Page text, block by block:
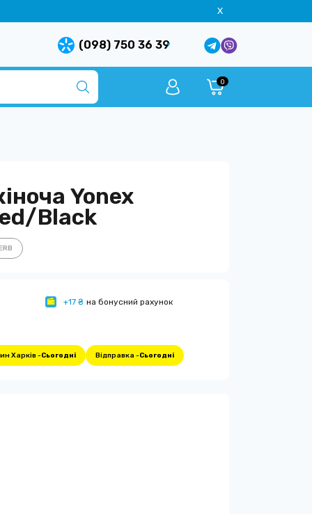
X
(098) 750 36 39
0
Yonex
Black
+17 ₴ на бонусний рахунок
Харків -Сьогодні Відправка -Сьогодні